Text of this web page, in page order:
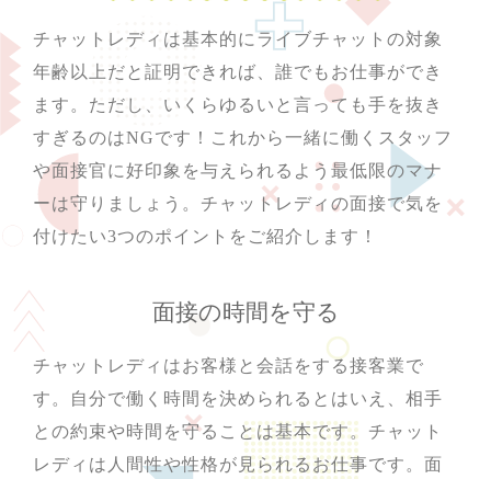
チャットレディは基本的にライブチャットの対象
年齢以上だと証明できれば、誰でもお仕事ができ
ます。ただし、いくらゆるいと言っても手を抜き
すぎるのはNGです！これから一緒に働くスタッフ
や面接官に好印象を与えられるよう最低限のマナ
ーは守りましょう。チャットレディの面接で気を
付けたい3つのポイントをご紹介します！
面接の時間を守る
チャットレディはお客様と会話をする接客業で
す。自分で働く時間を決められるとはいえ、相手
との約束や時間を守ることは基本です。チャット
レディは人間性や性格が見られるお仕事です。面